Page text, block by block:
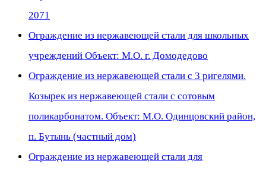
2071
Ограждение из нержавеющей стали для школьных
учреждений Объект: М.О. г. Домодедово
Ограждение из нержавеющей стали с 3 ригелями.
Козырек из нержавеющей стали с сотовым
поликарбонатом. Объект: М.О. Одинцовский район,
п. Бутынь (частный дом)
Ограждение из нержавеющей стали для